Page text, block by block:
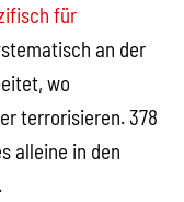
für
an der
wo
terrorisieren. 378
alleine in den